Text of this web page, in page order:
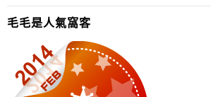
毛毛是人氣窩客